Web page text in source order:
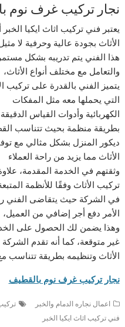
نجار تركيب غرف نوم
يعتبر فني تركيب اثاث ايكيا
الأثاث بجودة عالية وحرفية لا
هذا الفني يتم تدريبه بشكل
والتعامل مع مختلف أنواع الأثاث،
يتميز الفني بالقدرة على تركيب
التي يحملها معه مثل المفكات
الكهربائية وأدوات القياس
بطريقة منظمة بحيث تتناسب
ديكور المنزل بشكل مثالي مع
الأثاث مما يزيد من راحة العملاء
وثقتهم في الخدمة المقدمة،
تركيب الأثاث وفقًا للأنظمة
في الشركة حيث يتقاضى الفني
الأمر دفع أجر إضافي من العميل،
وهذا يضمن لك الحصول على
غير متوقعة، كما أنه تقدم
الأثاث وتنظيمه بطريقة تتناسب
نجار تركيب غرف نوم بالقطيف
اعمال نجاره الدمام والخبر
فني تركيب اثاث ايكيا الخبر